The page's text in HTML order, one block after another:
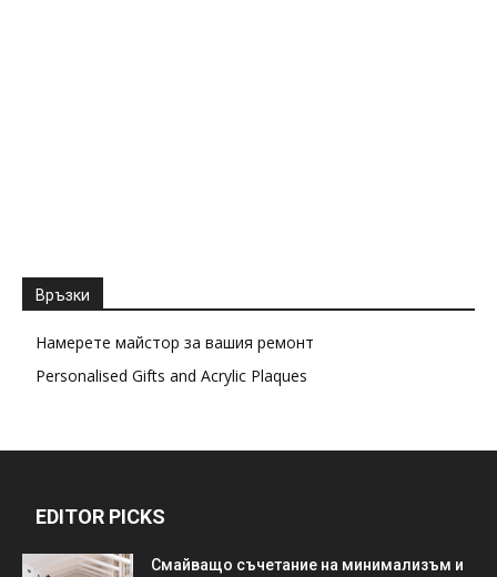
Връзки
Намерете майстор за вашия ремонт
Personalised Gifts and Acrylic Plaques
EDITOR PICKS
Смайващо съчетание на минимализъм и